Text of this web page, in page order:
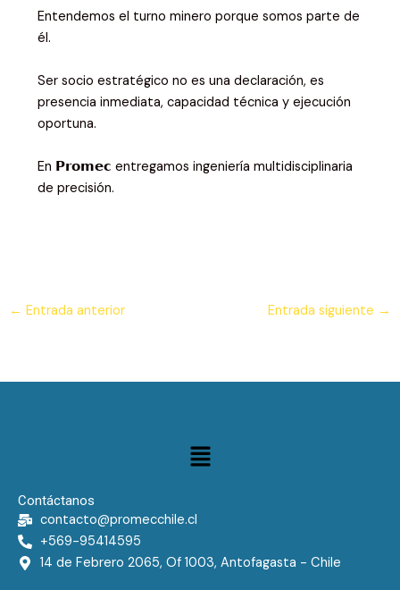
Entendemos el turno minero porque somos parte de
él.
Ser socio estratégico no es una declaración, es
presencia inmediata, capacidad técnica y ejecución
oportuna.
En 𝗣𝗿𝗼𝗺𝗲𝗰 entregamos ingeniería multidisciplinaria
de precisión.
← Entrada anterior Entrada siguiente →
Menú
Contáctanos
contacto@promecchile.cl
+569-95414595
14 de Febrero 2065, Of 1003, Antofagasta - Chile